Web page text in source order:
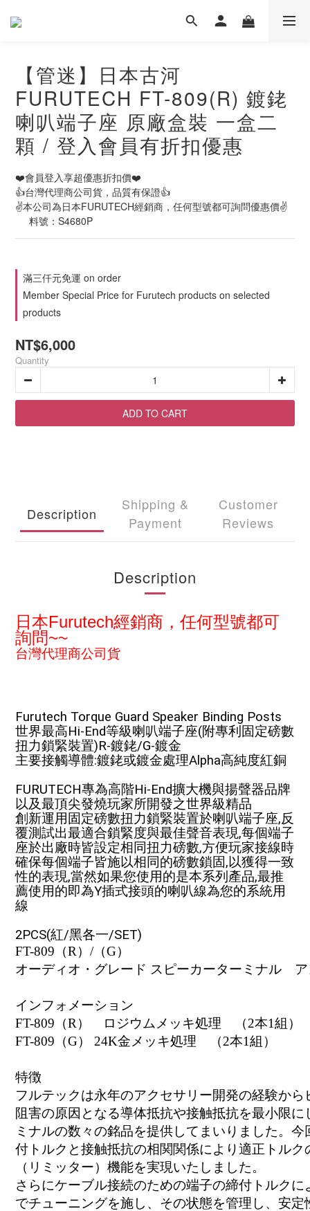
【管迷】日本古河
FURUTECH FT-809(R) 鍍銠
喇叭端子座 原廠盒裝 一盒二
顆 / 登入會員有折扣優惠
❤️會員登入享超優惠折扣價❤️
👍台灣代理商公司貨，品質有保證👍
✌️本公司為日本FURUTECH經銷商，任何型號都可詢問優惠價✌️
     料號：S4680P
滿三仟元免運 on order
Member Special Price for Furutech products on selected
products
NT$6,000
Quantity
ADD TO CART
Description
Shipping &
Payment
Customer
Reviews
Description
日本Furutech經銷商， 任何型號都可
詢問~~
台灣代理商公司貨
Furutech Torque Guard Speaker Binding Posts
世界最高Hi-End等級喇叭端子座(附專利固定磅數
扭力鎖緊裝置)R-鍍銠/G-鍍金
主要接觸導體:鍍銠或鍍金處理Alpha高純度紅銅
FURUTECH專為高階Hi-End擴大機與揚聲器品牌
以及最頂尖發燒玩家所開發之世界級精品
創新運用固定磅數扭力鎖緊裝置於喇叭端子座,反
覆測試出最適合鎖緊度與最佳聲音表現,每個端子
座於出廠時皆設定相同扭力磅數,方便玩家接線時
確保每個端子皆施以相同的磅數鎖固,以獲得一致
性的表現,當然如果您使用的是本系列產品,最推
薦使用的即為Y插式接頭的喇叭線為您的系統用
線
2PCS(紅/黑各一/SET)
FT-809（R）/（G）
オーディオ・グレード スピーカーターミナル
インフォメーション
FT-809（R） ロジウムメッキ処理 （2本1組）
FT-809（G） 24K金メッキ処理 （2本1組）
特徴
フルテックは永年のアクセサリー開発の経験か
阻害の原因となる導体抵抗や接触抵抗を最小限
ミナルの数々の銘品を提供してまいりました。
付トルクと接触抵抗の相関関係により適正トル
（リミッター）機能を実現いたしました。
さらにケーブル接続のための端子の締付トルク
でチューニングを施し、その状態を管理し、安